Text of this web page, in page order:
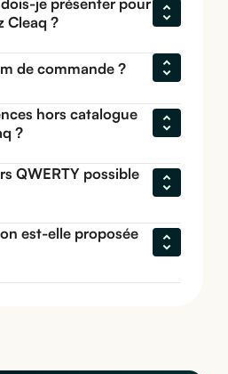
Cleaq ?
de commande ?
hors catalogue
?
QWERTY possible
est-elle proposée